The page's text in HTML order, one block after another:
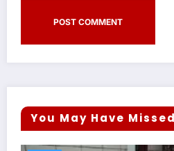
You May Have Missed